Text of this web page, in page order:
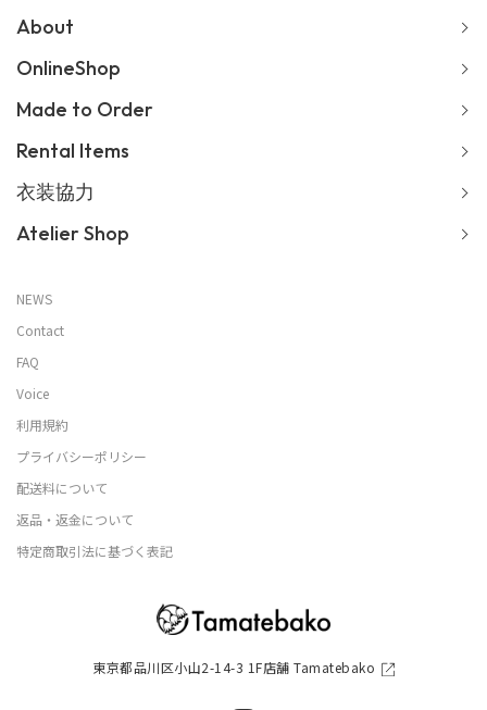
東京都品川区小山2-14-3 1F店舗 Tamatebako
About
OnlineShop
Made to Order
Rental Items
衣装協力
Atelier Shop
NEWS
Contact
FAQ
Voice
利用規約
プライバシーポリシー
配送料について
返品・返金について
特定商取引法に基づく表記